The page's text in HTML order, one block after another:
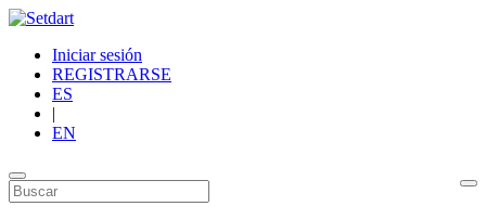
Iniciar sesión
REGISTRARSE
ES
|
EN